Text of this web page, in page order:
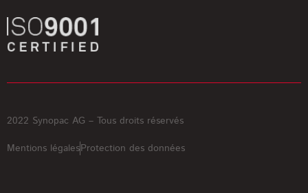
2022 Synopac AG – Tous droits réservés
Mentions légalesProtection des données